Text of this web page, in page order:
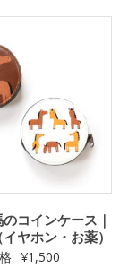
コインケース｜
ヤホン・お薬）
: ¥1,500